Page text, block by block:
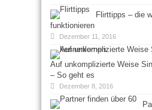
Flirttipps – die
funktionieren
Dezember 11, 2016
Auf unkomplizierte Weise
– So geht es
Dezember 8, 2016